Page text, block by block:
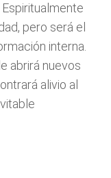
pero será el
interna.
abrirá nuevos
alivio al